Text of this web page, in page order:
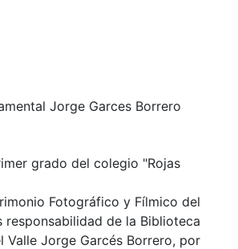
Jorge Garces Borrero
grado del colegio "Rojas
Fotográfico y Fílmico del
responsabilidad de la Biblioteca
Valle Jorge Garcés Borrero, por